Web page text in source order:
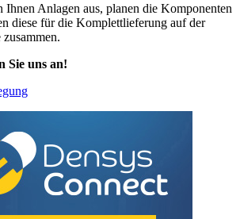
Ihnen Anlagen aus, planen die Komponenten
diese für die Komplettlieferung auf der
Sie uns an!